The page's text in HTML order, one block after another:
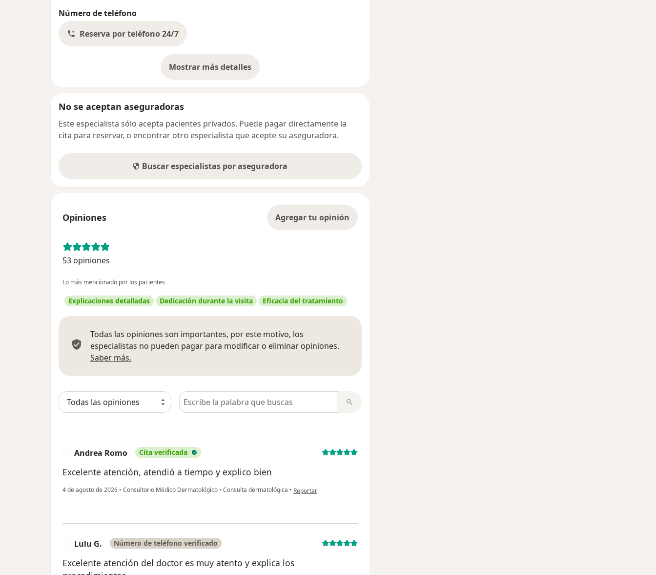
Número de teléfono
Reserva por teléfono 24/7
Mostrar más detalles
sobre la dirección
No se aceptan aseguradoras
Este especialista sólo acepta pacientes privados. Puede pagar directamente la
cita para reservar, o encontrar otro especialista que acepte su aseguradora.
Buscar especialistas por aseguradora
Opiniones Agregar tu opinión
53 opiniones
Lo más mencionado por los pacientes
Explicaciones detalladas Dedicación durante la visita Eficacia del tratamiento
Todas las opiniones son importantes, por este motivo, los
especialistas no pueden pagar para modificar o eliminar opiniones.
Saber más.
Busca en opiniones
Andrea Romo Cita verificada
Excelente atención, atendió a tiempo y explico bien
4 de agosto de 2026 • Consultorio Médico Dermatológico • Consulta dermatológica • en opinión del usuario Andrea Romo
Reportar
Lulu G. Número de teléfono verificado
Excelente atención del doctor es muy atento y explica los